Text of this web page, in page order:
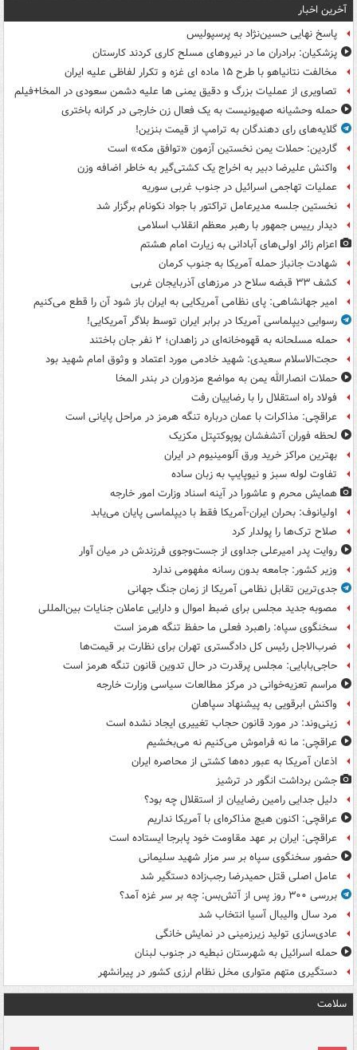
آخرین اخبار
پاسخ نهایی حسین‌نژاد به پرسپولیس
پزشکیان: برادران ما در نیروهای مسلح کاری کردند کارستان
مخالفت نتانیاهو با طرح ۱۵ ماده ای غزه و تکرار لفاظی علیه ایران
تصاویری از عملیات بزرگ و دقیق یمنی ها علیه دشمن سعودی در المخا+فیلم
حمله وحشیانه صهیونیست به یک فعال زن خارجی در کرانه باختری
گلایه‌های رای دهندگان به ترامپ از قیمت بنزین!
گاردین: حملات یمن نخستین آزمون «توافق مکه» است
واکنش علیرضا دبیر به اخراج یک کشتی‌گیر به خاطر اضافه وزن
عملیات تهاجمی اسرائیل در جنوب غربی سوریه
نخستین جلسه مدیرعامل تراکتور با جواد نکونام برگزار شد
دیدار رییس جمهور با رهبر معظم انقلاب اسلامی
اعزام زائر اولی‌های آبادانی به زیارت امام هشتم
شهادت جانباز حمله آمریکا به جنوب کرمان
کشف ۳۳ قبضه سلاح در مرزهای آذربایجان غربی
امیر جهانشاهی: پای نظامی آمریکایی به ایران باز شود آن را قطع می‌کنیم
رسوایی دیپلماسی آمریکا در برابر ایران توسط بلاگر آمریکایی!
حمله مسلحانه به قهوه‌خانه‌ای در زاهدان؛ ۲ نفر جان باختند
حجت‌الاسلام سعیدی: شهید خادمی مورد اعتماد و وثوق امام شهید بود
حملات انصارالله یمن به مواضع مزدوران در بندر المخا
فولاد راه استقلال را با رضاییان رفت
عراقچی: مذاکرات با عمان درباره تنگه هرمز در مراحل پایانی است
لحظه فوران آتشفشان پوپوکتپتل مکزیک
بهترین مراکز خرید ورق آلومینیوم در ایران
تفاوت لوله سبز و نیوپایپ به زبان ساده
همایش محرم و عاشورا در آینه اسناد وزارت امور خارجه
اولیانوف: بحران ایران-آمریکا فقط با دیپلماسی پایان می‌یابد
صلاح ترک‌ها را پولدار کرد
روایت پدر امیرعلی جداوی از جست‌وجوی فرزندش در میان آوار
وزیر کشور: جامعه بدون رسانه مفهومی ندارد
جدی‌ترین تقابل نظامی آمریکا از زمان جنگ جهانی
مصوبه جدید مجلس برای ضبط اموال و دارایی عاملان جنایات بین‌المللی
سخنگوی سپاه: راهبرد فعلی ما حفظ تنگه هرمز است
ضرب‌الاجل رئیس کل دادگستری تهران برای نظارت بر قیمت‌ها
حاجی‌بابایی: مجلس پرقدرت در حال تدوین قانون تنگه هرمز است
مراسم تعزیه‌خوانی در مرکز مطالعات سیاسی وزارت خارجه
واکنش ابرقویی به پیشنهاد سپاهان
زینی‌وند: در مورد قانون حجاب تغییری ایجاد نشده است
عراقچی: ما نه فراموش می‌کنیم نه می‌بخشیم
اذعان آمریکا به عبور ده‌ها کشتی از محاصره ایران
جشن برداشت انگور در ترشیز
دلیل جدایی رامین رضاییان از استقلال چه بود؟
عراقچی: اکنون هیچ مذاکره‌ای با آمریکا نداریم
عراقچی: ایران بر عهد مقاومت خود پابرجا ایستاده است
حضور سخنگوی سپاه بر سر مزار شهید سلیمانی
عامل اصلی قتل حمیدرضا رجب‌زاده دستگیر شد
بررسی ۳۰۰ روز پس از آتش‌بس: چه بر سر غزه آمد؟
مرد سال والیبال آسیا انتخاب شد
عادی‌سازی تولید زیرزمینی در نمایش خانگی
حمله اسرائیل به شهرستان نبطیه در جنوب لبنان
دستگیری متهم متواری مخل نظام ارزی کشور در پیرانشهر
سلامت